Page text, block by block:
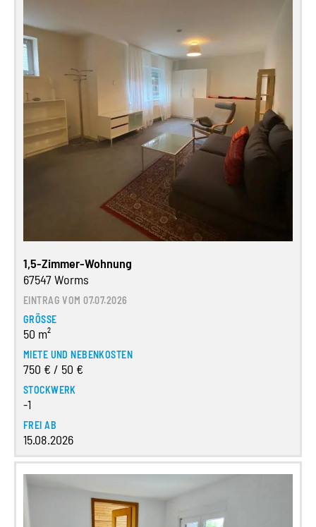
1,5-Zimmer-Wohnung
67547 Worms
EINTRAG VOM 07.07.2026
GRÖSSE
50 m²
MIETE UND NEBENKOSTEN
750 € / 50 €
STOCKWERK
-1
FREI AB
15.08.2026